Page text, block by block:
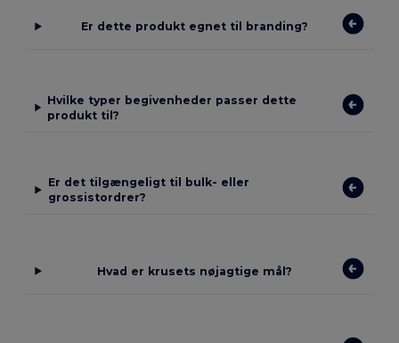
Er dette produkt egnet til branding?
Hvilke typer begivenheder passer dette
produkt til?
Er det tilgængeligt til bulk- eller
grossistordrer?
Hvad er krusets nøjagtige mål?